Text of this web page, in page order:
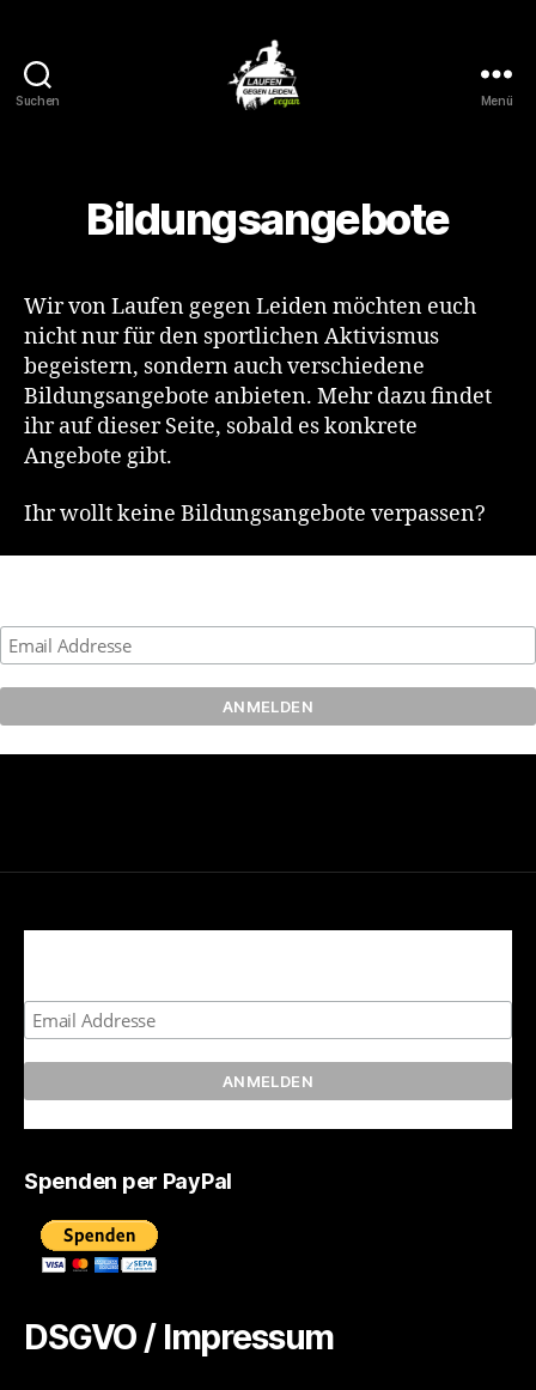
Suchen Menü
Bildungsangebote
Wir von Laufen gegen Leiden möchten euch
nicht nur für den sportlichen Aktivismus
begeistern, sondern auch verschiedene
Bildungsangebote anbieten. Mehr dazu findet
ihr auf dieser Seite, sobald es konkrete
Angebote gibt.
Ihr wollt keine Bildungsangebote verpassen?
Spenden per PayPal
DSGVO / Impressum